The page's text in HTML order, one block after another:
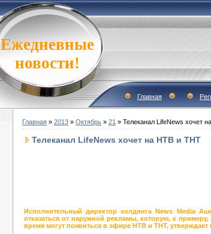
Ежедневные
новости!
Главная
Главная » 2013 » Октябрь » 21 » Телеканал LifeNews хочет
Телеканал LifeNews хочет на НТВ и ТНТ
Исполнительный директор холдинга News Media
отказаться от наружной рекламы, которую, к
время могут появиться в эфире НТВ и ТНТ,